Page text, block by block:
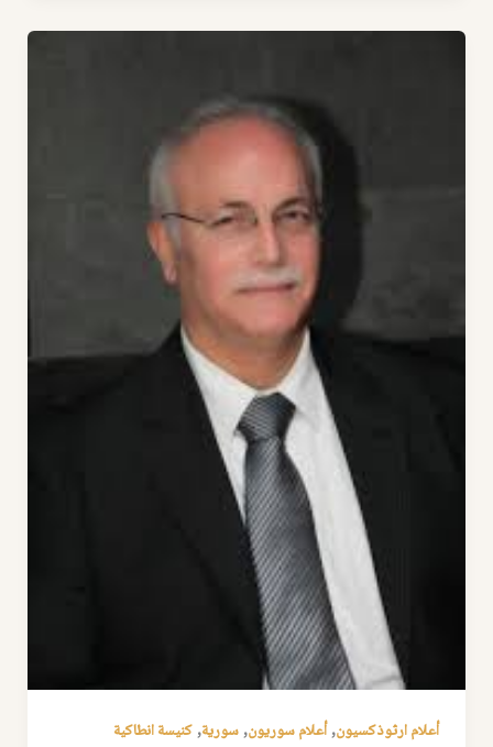
أعلام ارثوذكسيون,أعلام سوريون,سورية,كنيسة انطاكية